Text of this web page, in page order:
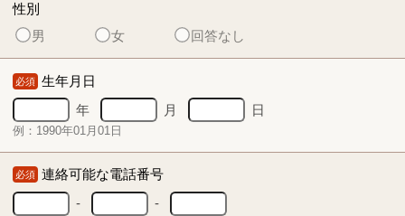
性別
男
女 回答なし
必須 生年月日
年
月 日
例：1990年01月01日
必須 連絡可能な電話番号
-
-